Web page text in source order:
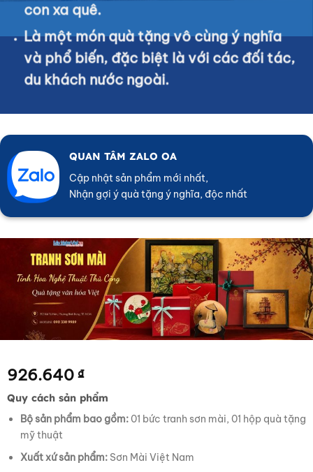
con xa quê.
Là một món quà tặng vô cùng ý nghĩa
và phổ biến, đặc biệt là với các đối tác,
du khách nước ngoài.
QUAN TÂM ZALO OA
Cập nhật sản phẩm mới nhất,
Nhận gợi ý quà tặng ý nghĩa, độc nhất
926.640 ₫
Quy cách sản phẩm
Bộ sản phẩm bao gồm:01 bức tranh sơn mài, 01 hộp quà tặng
mỹ thuật
Xuất xứ sản phẩm:Sơn Mài Việt Nam